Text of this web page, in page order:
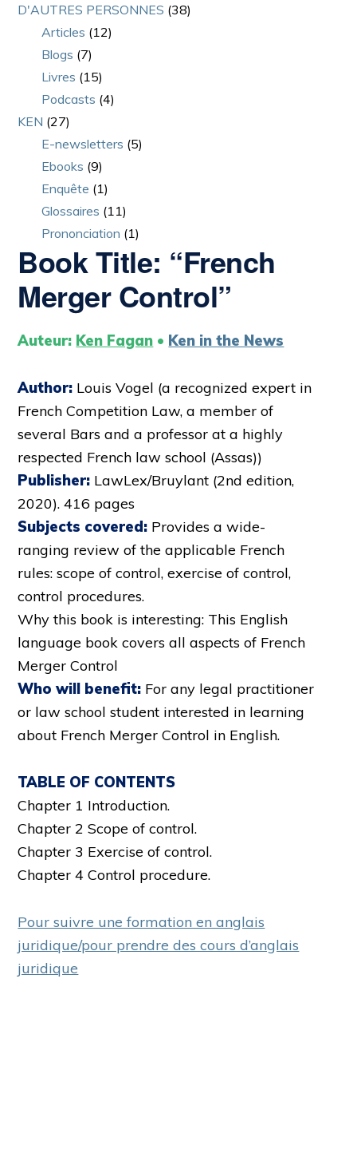
D'AUTRES PERSONNES (38)
Articles (12)
Blogs (7)
Livres (15)
Podcasts (4)
KEN (27)
E-newsletters (5)
Ebooks (9)
Enquête (1)
Glossaires (11)
Prononciation (1)
Book Title: “French
Merger Control”
Auteur: Ken Fagan • Ken in the News
Author: Louis Vogel (a recognized expert in
French Competition Law, a member of
several Bars and a professor at a highly
respected French law school (Assas))
Publisher: LawLex/Bruylant (2nd edition,
2020). 416 pages
Subjects covered: Provides a wide-
ranging review of the applicable French
rules: scope of control, exercise of control,
control procedures.
Why this book is interesting: This English
language book covers all aspects of French
Merger Control
Who will benefit: For any legal practitioner
or law school student interested in learning
about French Merger Control in English.
TABLE OF CONTENTS
Chapter 1 Introduction.
Chapter 2 Scope of control.
Chapter 3 Exercise of control.
Chapter 4 Control procedure.
Pour suivre une formation en anglais
juridique/pour prendre des cours d’anglais
juridique